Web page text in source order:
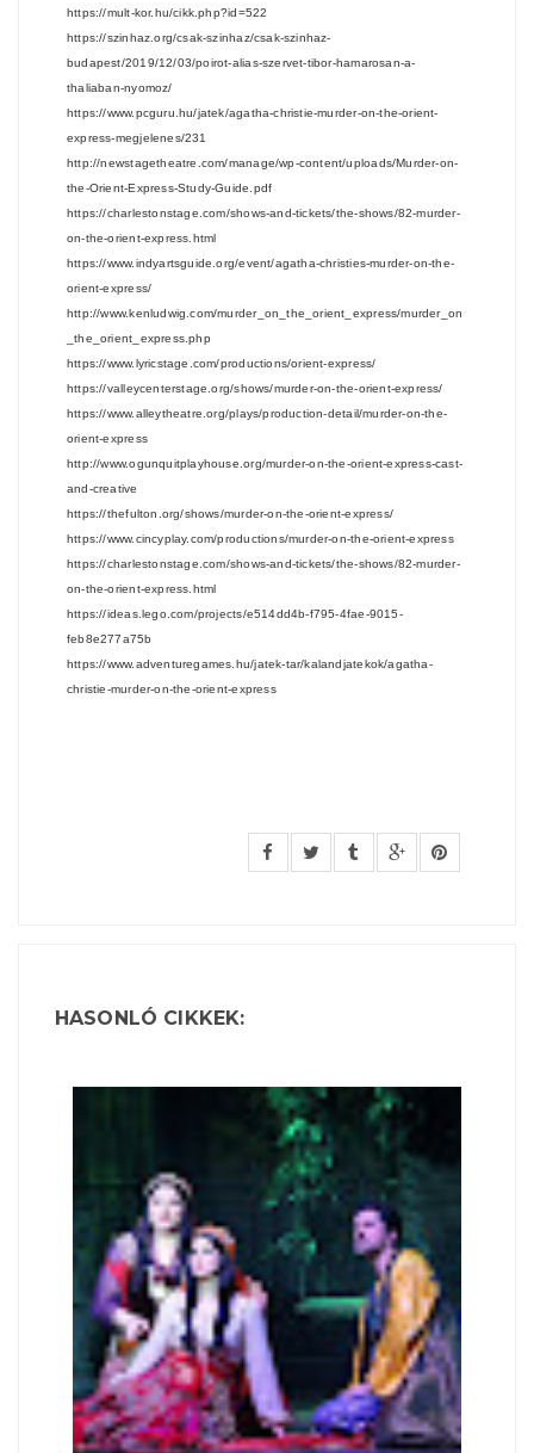
https://mult-kor.hu/cikk.php?id=522
https://szinhaz.org/csak-szinhaz/csak-szinhaz-
budapest/2019/12/03/poirot-alias-szervet-tibor-hamarosan-a-
thaliaban-nyomoz/
https://www.pcguru.hu/jatek/agatha-christie-murder-on-the-orient-
express-megjelenes/231
http://newstagetheatre.com/manage/wp-content/uploads/Murder-on-
the-Orient-Express-Study-Guide.pdf
https://charlestonstage.com/shows-and-tickets/the-shows/82-murder-
on-the-orient-express.html
https://www.indyartsguide.org/event/agatha-christies-murder-on-the-
orient-express/
http://www.kenludwig.com/murder_on_the_orient_express/murder_on
_the_orient_express.php
https://www.lyricstage.com/productions/orient-express/
https://valleycenterstage.org/shows/murder-on-the-orient-express/
https://www.alleytheatre.org/plays/production-detail/murder-on-the-
orient-express
http://www.ogunquitplayhouse.org/murder-on-the-orient-express-cast-
and-creative
https://thefulton.org/shows/murder-on-the-orient-express/
https://www.cincyplay.com/productions/murder-on-the-orient-express
https://charlestonstage.com/shows-and-tickets/the-shows/82-murder-
on-the-orient-express.html
https://ideas.lego.com/projects/e514dd4b-f795-4fae-9015-
feb8e277a75b
https://www.adventuregames.hu/jatek-tar/kalandjatekok/agatha-
christie-murder-on-the-orient-express
HASONLÓ CIKKEK: